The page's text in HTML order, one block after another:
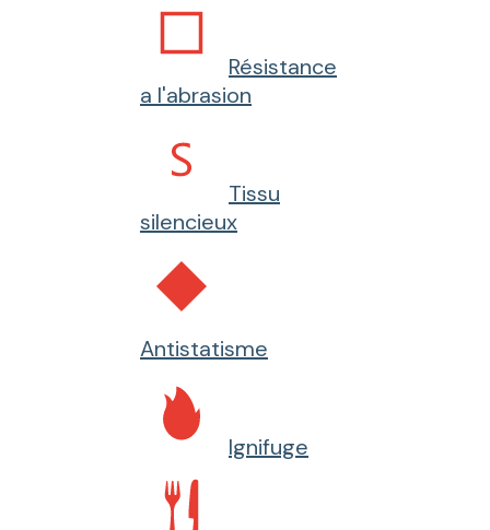
Résistance
a l'abrasion
Tissu
silencieux
Antistatisme
Ignifuge